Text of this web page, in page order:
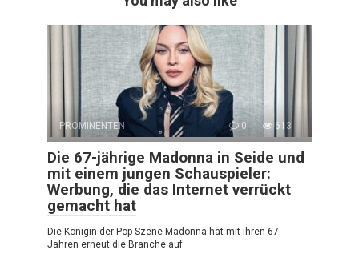
PROMINENTEN 0 613
Die 67-jährige Madonna in Seide und
mit einem jungen Schauspieler:
Werbung, die das Internet verrückt
gemacht hat
Die Königin der Pop-Szene Madonna hat mit ihren 67
Jahren erneut die Branche auf